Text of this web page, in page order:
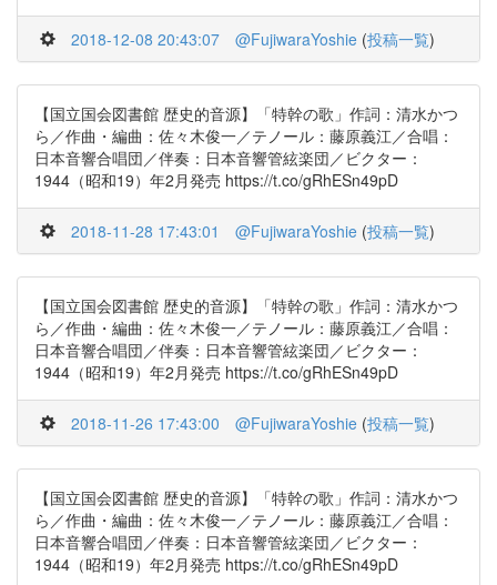
2018-12-08 20:43:07 @FujiwaraYoshie (投稿一覧)
【国立国会図書館 歴史的音源】「特幹の歌」作詞：清水かつ
ら／作曲・編曲：佐々木俊一／テノール：藤原義江／合唱：
日本音響合唱団／伴奏：日本音響管絃楽団／ビクター：
1944（昭和19）年2月発売 https://t.co/gRhESn49pD
2018-11-28 17:43:01 @FujiwaraYoshie (投稿一覧)
【国立国会図書館 歴史的音源】「特幹の歌」作詞：清水かつ
ら／作曲・編曲：佐々木俊一／テノール：藤原義江／合唱：
日本音響合唱団／伴奏：日本音響管絃楽団／ビクター：
1944（昭和19）年2月発売 https://t.co/gRhESn49pD
2018-11-26 17:43:00 @FujiwaraYoshie (投稿一覧)
【国立国会図書館 歴史的音源】「特幹の歌」作詞：清水かつ
ら／作曲・編曲：佐々木俊一／テノール：藤原義江／合唱：
日本音響合唱団／伴奏：日本音響管絃楽団／ビクター：
1944（昭和19）年2月発売 https://t.co/gRhESn49pD